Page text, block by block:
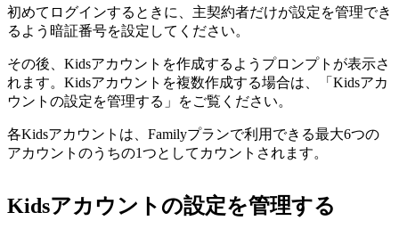
初めてログインするときに、主契約者だけが設定を管理でき
るよう暗証番号を設定してください。
その後、Kidsアカウントを作成するようプロンプトが表示さ
れます。Kidsアカウントを複数作成する場合は、「Kidsアカ
ウントの設定を管理する」をご覧ください。
各Kidsアカウントは、Familyプランで利用できる最大6つの
アカウントのうちの1つとしてカウントされます。
Kidsアカウントの設定を管理する